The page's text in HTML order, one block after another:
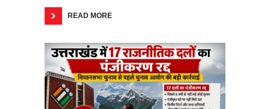
READ MORE